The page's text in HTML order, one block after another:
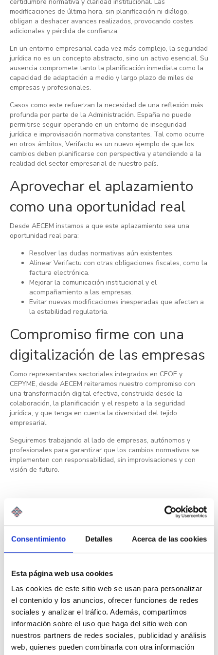
Consentimiento Detalles Acerca de las cookies
Esta página web usa cookies
Las cookies de este sitio web se usan para personalizar
el contenido y los anuncios, ofrecer funciones de redes
sociales y analizar el tráfico. Además, compartimos
información sobre el uso que haga del sitio web con
nuestros partners de redes sociales, publicidad y análisis
web, quienes pueden combinarla con otra información
modificaciones de última hora, sin planificación ni diálogo,
obligan a deshacer avances realizados, provocando costes
adicionales y pérdida de confianza.
En un entorno empresarial cada vez más complejo, la seguridad
jurídica no es un concepto abstracto, sino un activo esencial. Su
ausencia compromete tanto la planificación inmediata como la
capacidad de adaptación a medio y largo plazo de miles de
empresas y profesionales.
Casos como este refuerzan la necesidad de una reflexión más
profunda por parte de la Administración. España no puede
permitirse seguir operando en un entorno de inseguridad
jurídica e improvisación normativa constantes. Tal como ocurre
en otros ámbitos, Verifactu es un nuevo ejemplo de que los
cambios deben planificarse con perspectiva y atendiendo a la
realidad del sector empresarial de nuestro país.
Aprovechar el aplazamiento
como una oportunidad real
Desde AECEM instamos a que este aplazamiento sea una
oportunidad real para:
Resolver las dudas normativas aún existentes.
Alinear Verifactu con otras obligaciones fiscales, como la
factura electrónica.
Mejorar la comunicación institucional y el
acompañamiento a las empresas.
Evitar nuevas modificaciones inesperadas que afecten a
la estabilidad regulatoria.
Compromiso firme con una
digitalización de las empresas
Como representantes sectoriales integrados en CEOE y
CEPYME, desde AECEM reiteramos nuestro compromiso con
una transformación digital efectiva, construida desde la
colaboración, la planificación y el respeto a la seguridad
jurídica, y que tenga en cuenta la diversidad del tejido
empresarial.
Seguiremos trabajando al lado de empresas, autónomos y
profesionales para garantizar que los cambios normativos se
implementen con responsabilidad, sin improvisaciones y con
visión de futuro.
AECEM
La Asociación Española de Consultores de Empresa
profesionales, fomentando una cultura asociativa. AECEM
proporciona todo el soporte necesario a asesores y
consultores de empresa, representando sus intereses ante
organismos e instituciones.
← Wolters Kluwer publica el informe Future Ready Accountant: